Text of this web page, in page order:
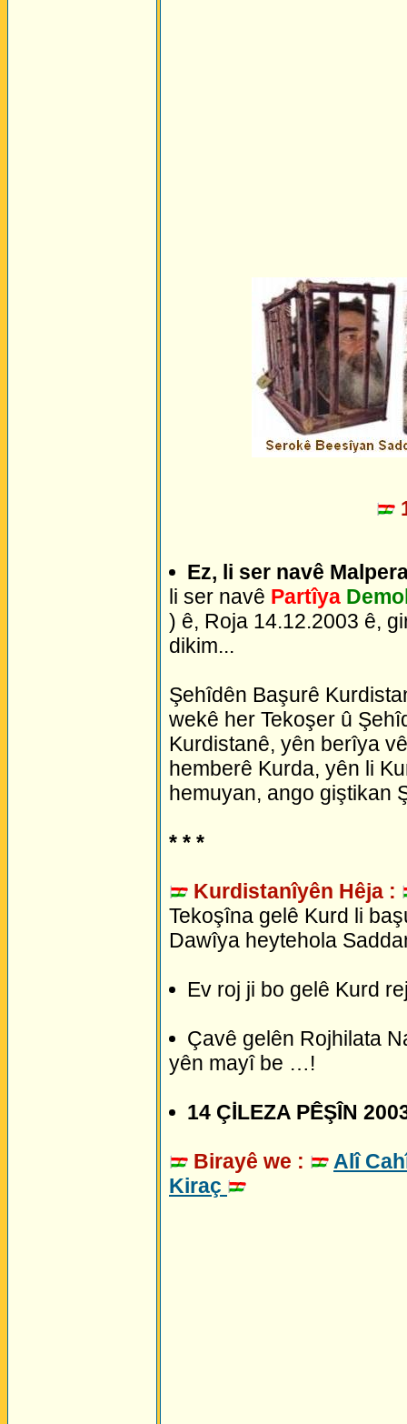
Ez, li ser navê
li ser navê Partîya
) ê, Roja 14.12.2003 ê,
dikim...
Şehîdên Başurê
wekê her Tekoşer û
Kurdistanê, yên berîya
hemberê Kurda, yên li
hemuyan, ango giştikan
* * *
Kurdistanîyên Hêja :
Tekoşîna gelê Kurd li
Dawîya heytehola
Ev roj ji bo gelê Kurd
Çavê gelên Rojhilata
yên mayî be …!
14 ÇİLEZA PÊŞÎN
Birayê we :
Alî
Kiraç